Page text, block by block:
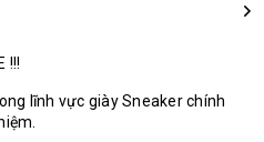
!!!
lĩnh vực giày Sneaker chính